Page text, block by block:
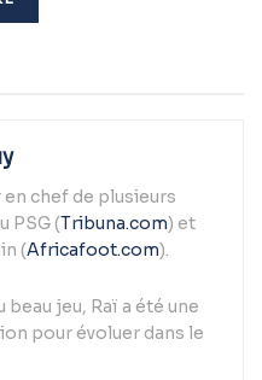
chef de plusieurs
PSG (Tribuna.com) et
(Africafoot.com).
beau jeu, Raï a été une
pour évoluer dans le